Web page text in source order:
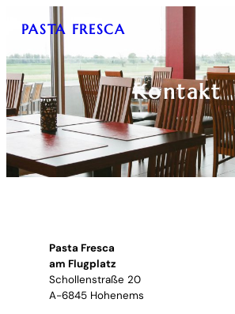
InhaltPASTA FRESCA
Kontakt
Pasta Fresca
am Flugplatz
Schollenstraße 20
A-6845 Hohenems